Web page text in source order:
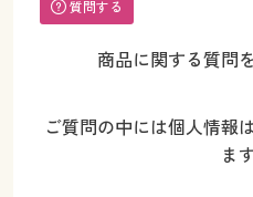
質問する
商品に関する質問
ご質問の中には個人情報
ま